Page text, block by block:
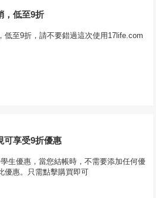
，低至9折
低至9折，請不要錯過這次使用17life.com
可享受9折優惠
生優惠，當您結帳時，不需要添加任何優
優惠。只需點擊購買即可